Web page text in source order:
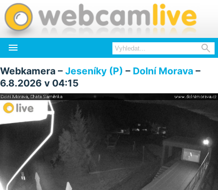
 
Webkamera – Jeseníky (P) – Dolní Morava –
6.8.2026 v 04:15